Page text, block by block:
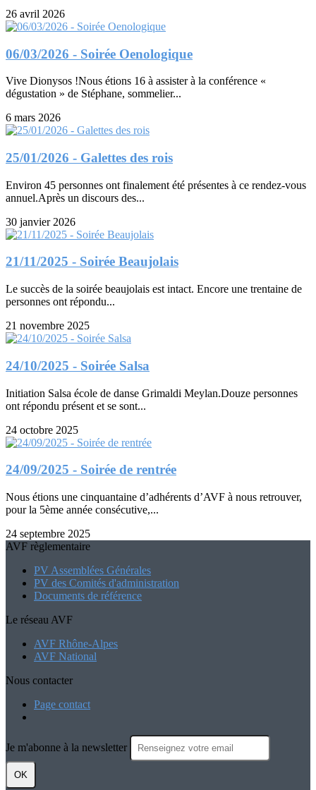
26 avril 2026
06/03/2026 - Soirée Oenologique
Vive Dionysos !Nous étions 16 à assister à la conférence «
dégustation » de Stéphane, sommelier...
6 mars 2026
25/01/2026 - Galettes des rois
Environ 45 personnes ont finalement été présentes à ce rendez-vous
annuel.Après un discours des...
30 janvier 2026
21/11/2025 - Soirée Beaujolais
Le succès de la soirée beaujolais est intact. Encore une trentaine de
personnes ont répondu...
21 novembre 2025
24/10/2025 - Soirée Salsa
Initiation Salsa école de danse Grimaldi Meylan.Douze personnes
ont répondu présent et se sont...
24 octobre 2025
24/09/2025 - Soirée de rentrée
Nous étions une cinquantaine d’adhérents d’AVF à nous retrouver,
pour la 5ème année consécutive,...
24 septembre 2025
AVF règlementaire
PV Assemblées Générales
PV des Comités d'administration
Documents de référence
Le réseau AVF
AVF Rhône-Alpes
AVF National
Nous contacter
Page contact
Je m'abonne à la newsletter
OK